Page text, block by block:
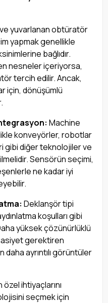
yuvarlanan obtüratör
yapmak genellikle
bağlıdır.
nesneler içeriyorsa,
tercih edilir. Ancak,
için, dönüşümlü
Machine
konveyörler, robotlar
gibi diğer teknolojiler ve
Sensörün seçimi,
ne kadar iyi
Deklanşör tipi
koşulları gibi
yüksek çözünürlüklü
gerektiren
ayrıntılı görüntüler
ihtiyaçlarını
seçmek için